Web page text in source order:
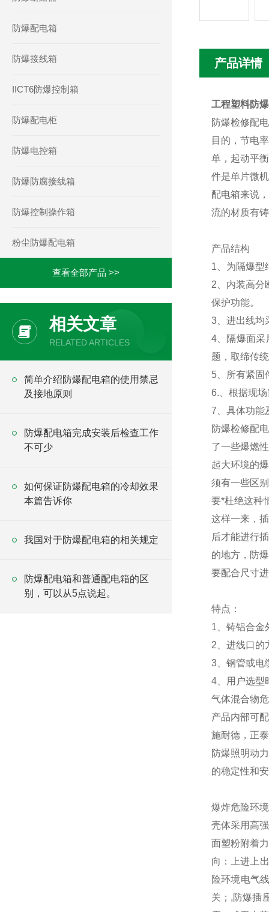
防爆配电箱
防爆接线箱
IICT6防爆控制箱
防爆配电柜
防爆电控箱
防爆防腐接线箱
防爆控制操作箱
粉尘防爆配电箱
查看全部产品 >>
相关文章
RELATED ARTICLES
简单介绍防爆配电箱的使用禁忌
及接地原则
防爆配电箱完成安装后检查工作
不可少
如何保证防爆配电箱的冷却效果
本篇告诉你
我国对于防爆配电箱的相关规定
防爆配电箱和普通配电箱的区
别，可以从5点说起。
产品详情
工程塑料防
防爆检修配
目的，节电
单，起动平
件是单片微
配电箱来说
流的材质有
产品结构
1、为隔爆型
2、内装高分
保护功能。
3、进出线均
4、隔爆面采
题，取缔传
5、所有紧固
6.、根据现
7、具体功能
防爆检修配
了一些爆燃
起大环境的
须有一些区
要*杜绝这种
这样一来，
后才能进行
的地方，防
要配合尺寸
特点：
1、铸铝合金
2、进线口的
3、钢管或电
4、用户选型
气体混合物
产品内部可
施耐德，正
防爆照明动
的稳定性和
爆炸危险环
壳体采用高
面塑粉附着
向：上进上
险环境电气
关；,防爆插